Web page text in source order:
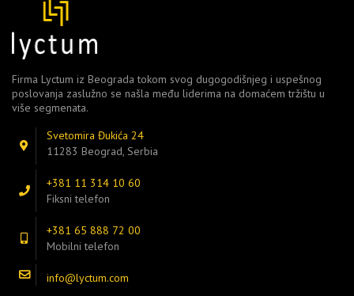
Firma Lyctum iz Beograda tokom svog dugogodišnjeg i uspešnog
poslovanja zaslužno se našla među liderima na domaćem tržištu u
više segmenata.
Svetomira Đukića 24
11283 Beograd, Serbia
+381 11 314 10 60
Fiksni telefon
+381 65 888 72 00
Mobilni telefon
info@lyctum.com